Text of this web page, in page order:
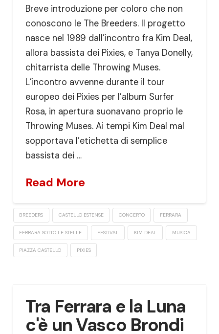
Breve introduzione per coloro che non
conoscono le The Breeders. Il progetto
nasce nel 1989 dall’incontro fra Kim Deal,
allora bassista dei Pixies, e Tanya Donelly,
chitarrista delle Throwing Muses.
L’incontro avvenne durante il tour
europeo dei Pixies per l’album Surfer
Rosa, in apertura suonavano proprio le
Throwing Muses. Ai tempi Kim Deal mal
sopportava l’etichetta di semplice
bassista dei …
Read More
BREEDERS CASTELLO ESTENSE CONCERTO FERRARA
FERRARA SOTTO LE STELLE FESTIVAL KIM DEAL MUSICA
PIAZZA CASTELLO PIXIES
Tra Ferrara e la Luna
c'è un Vasco Brondi